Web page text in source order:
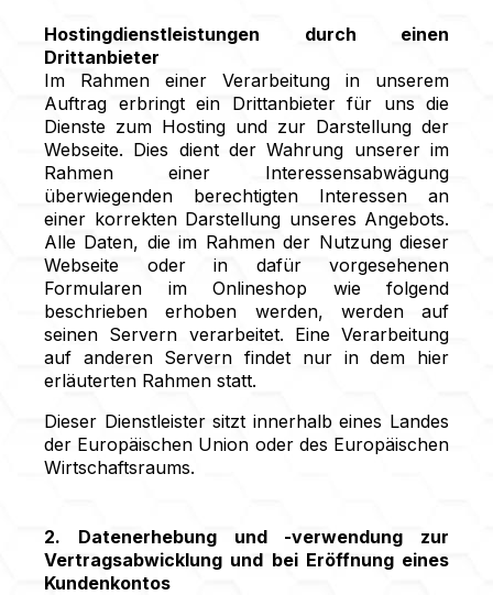
Hostingdienstleistungen durch einen
Drittanbieter
Im Rahmen einer Verarbeitung in unserem
Auftrag erbringt ein Drittanbieter für uns die
Dienste zum Hosting und zur Darstellung der
Webseite. Dies dient der Wahrung unserer im
Rahmen einer Interessensabwägung
überwiegenden berechtigten Interessen an
einer korrekten Darstellung unseres Angebots.
Alle Daten, die im Rahmen der Nutzung dieser
Webseite oder in dafür vorgesehenen
Formularen im Onlineshop wie folgend
beschrieben erhoben werden, werden auf
seinen Servern verarbeitet. Eine Verarbeitung
auf anderen Servern findet nur in dem hier
erläuterten Rahmen statt.
Dieser Dienstleister sitzt innerhalb eines Landes
der Europäischen Union oder des Europäischen
Wirtschaftsraums.
2. Datenerhebung und -verwendung zur
Vertragsabwicklung und bei Eröffnung eines
Kundenkontos